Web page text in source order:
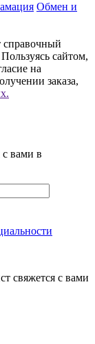
Обмен и
справочный
сайтом,
на
заказа,
с вами в
свяжется с вами